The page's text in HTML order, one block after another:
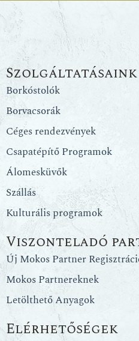
Szolgáltatásaink
Borkóstolók
Borvacsorák
Céges rendezvények
Csapatépítő Programok
Álomesküvők
Szállás
Kulturális programok
Viszonteladó
Új Mokos Partner
Mokos Partnereknek
Letölthető Anyagok
Elérhetőségek